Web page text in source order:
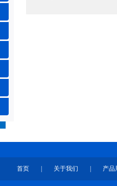
首页 关于我们 产品